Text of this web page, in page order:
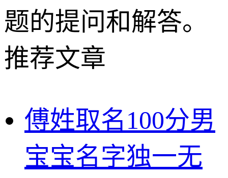
题的提问和解答。
推荐文章
傅姓取名100分男
宝宝名字独一无